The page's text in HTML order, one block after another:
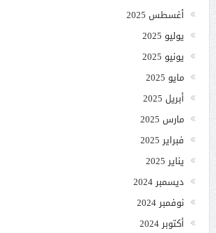
أغسطس 2025
يوليو 2025
يونيو 2025
مايو 2025
أبريل 2025
مارس 2025
فبراير 2025
يناير 2025
ديسمبر 2024
نوفمبر 2024
أكتوبر 2024